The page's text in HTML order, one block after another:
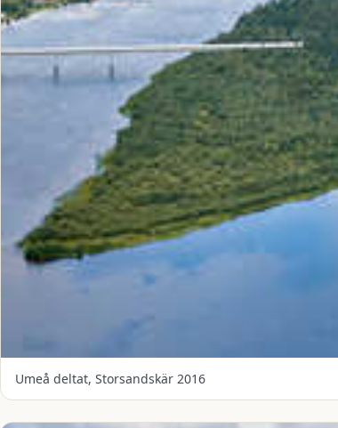
Umeå deltat, Storsandskär 2016